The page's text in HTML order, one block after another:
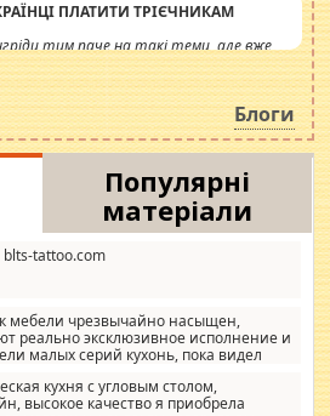
ПЛАТИТИ ТРІЄЧНИКАМ
тим паче на такі теми, але вже
Обурюють сьогоднішні інсенуації
питання. Штучно
одна соціальна катастрофа.
Блоги
Популярні
матеріали
tattoo.com
мебели чрезвычайно насыщен,
реально эксклюзивное исполнение и
малых серий кухонь, пока видел
креативненько и что главное -
без ненужных наворотов удорожающих
кухня с угловым столом,
высокое качество я приобрела